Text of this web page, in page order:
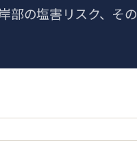
部の塩害リスク、その